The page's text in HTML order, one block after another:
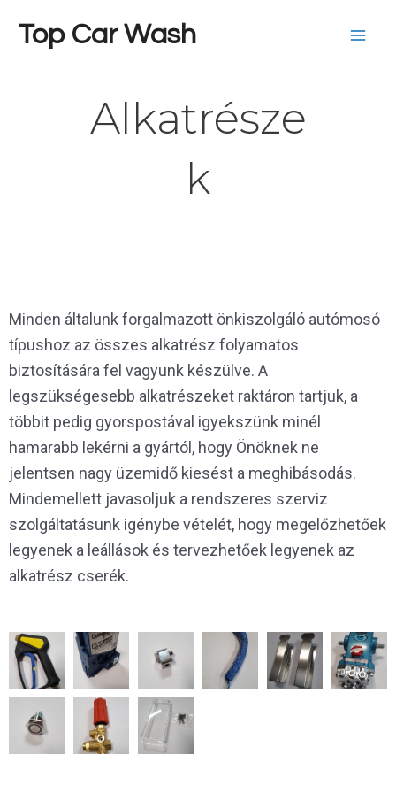
Top Car Wash
Alkatrésze
k
Minden általunk forgalmazott önkiszolgáló autómosó
típushoz az összes alkatrész folyamatos
biztosítására fel vagyunk készülve. A
legszükségesebb alkatrészeket raktáron tartjuk, a
többit pedig gyorspostával igyekszünk minél
hamarabb lekérni a gyártól, hogy Önöknek ne
jelentsen nagy üzemidő kiesést a meghibásodás.
Mindemellett javasoljuk a rendszeres szerviz
szolgáltatásunk igénybe vételét, hogy megelőzhetőek
legyenek a leállások és tervezhetőek legyenek az
alkatrész cserék.